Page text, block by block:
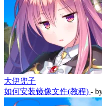
大伊兜子
如何安装镜像文件(教程) -